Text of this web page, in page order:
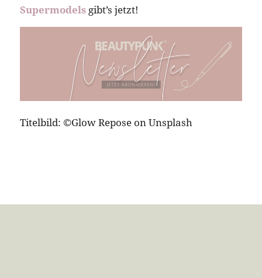
Supermodelsgibt’s jetzt!
Titelbild: ©Glow Repose on Unsplash